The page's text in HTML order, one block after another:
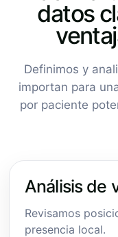
datos
Definimos y
importan para
por paciente
Análisis de
Revisamos
presencia local.